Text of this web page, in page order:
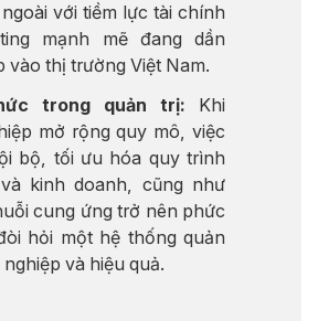
với tiềm lực tài chính
mạnh mẽ đang dần
vào thị trường Việt Nam.
trong quản trị: Khi
mở rộng quy mô, việc
bộ, tối ưu hóa quy trình
kinh doanh, cũng như
cung ứng trở nên phức
hỏi một hệ thống quản
và hiệu quả.